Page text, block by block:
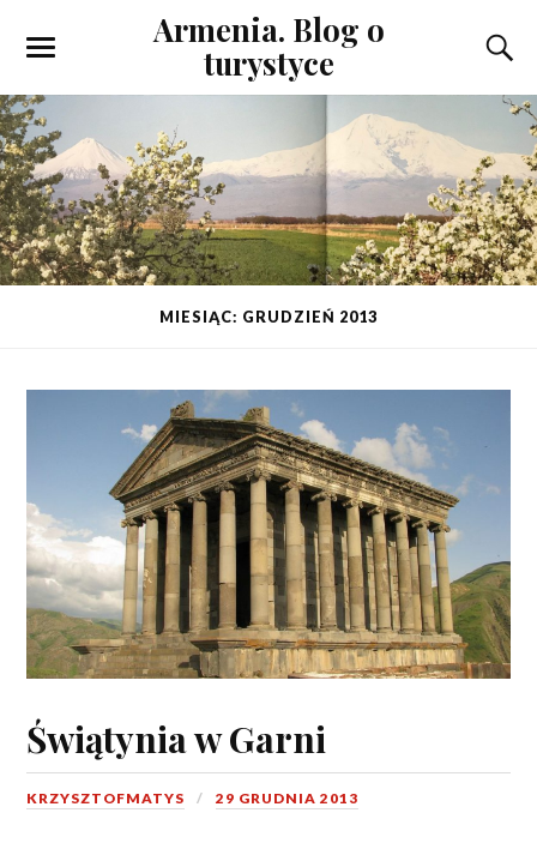
Armenia. Blog o
turystyce
MIESIĄC: GRUDZIEŃ 2013
Świątynia w Garni
KRZYSZTOFMATYS 29 GRUDNIA 2013